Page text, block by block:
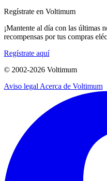
Regístrate en Voltimum
¡Mantente al día con las últimas
recompensas por tus compras
Regístrate aquí
© 2002-2026 Voltimum
Aviso legal Acerca de Voltimum